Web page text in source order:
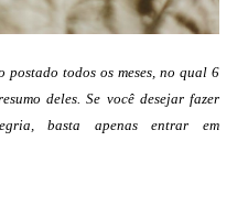
todos os meses, no qual 6
deles. Se você desejar fazer
basta apenas entrar em